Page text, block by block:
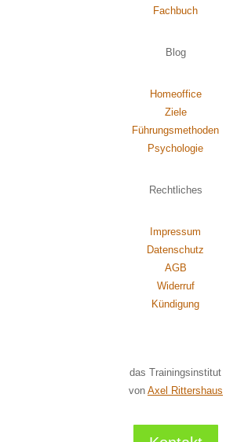
Fachbuch
Blog
Homeoffice
Ziele
Führungsmethoden
Psychologie
Rechtliches
Impressum
Datenschutz
AGB
Widerruf
Kündigung
das Trainingsinstitut
von Axel Rittershaus